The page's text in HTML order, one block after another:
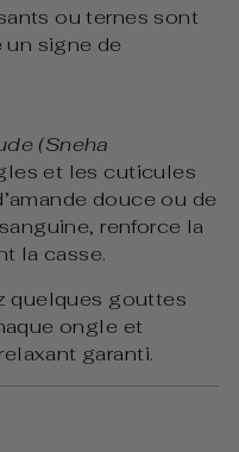
ou ternes sont
signe de
(Sneha
et les cuticules
douce ou de
renforce la
la casse.
quelques gouttes
ongle et
garanti.